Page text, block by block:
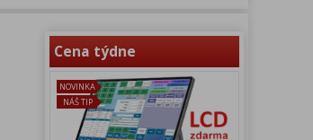
Cena týdne
NOVINKA
NÁŠ TIP